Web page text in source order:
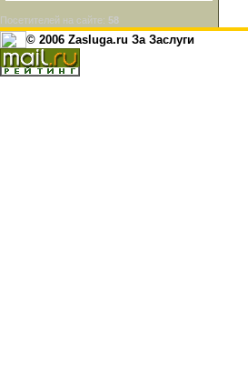
Посетителей на сайте: 58
© 2006 Zasluga.ru За Заслуги